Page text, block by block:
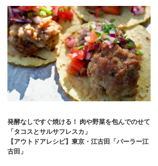
発酵なしですぐ焼ける！ 肉や野菜を包んでのせて
「タコスとサルサフレスカ」
【アウトドアレシピ】東京・江古田「パーラー江
古田」